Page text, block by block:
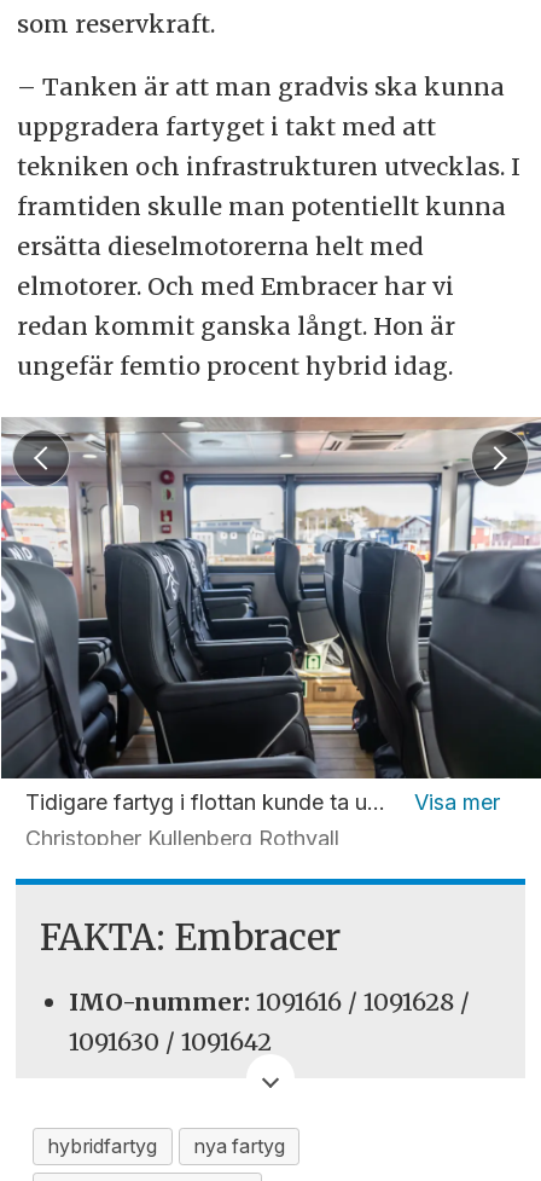
som reservkraft.
– Tanken är att man gradvis ska kunna
uppgradera fartyget i takt med att
tekniken och infrastrukturen utvecklas. I
framtiden skulle man potentiellt kunna
ersätta dieselmotorerna helt med
elmotorer. Och med Embracer har vi
redan kommit ganska långt. Hon är
ungefär femtio procent hybrid idag.
Tidigare fartyg i flottan kunde ta upp till 24 tekniker, men den större E-klassdesignen rymmer 32 passagerare.
Christopher Kullenberg Rothvall
FAKTA: Embracer
IMO-nummer: 1091616 / 1091628 /
1091630 / 1091642
Penguin Shipyard
International Pte Ltd, Singapore
hybridfartyg
nya fartyg